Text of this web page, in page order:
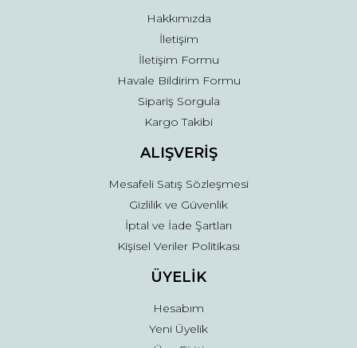
Gönder
Hakkımızda
İletişim
İletişim Formu
Havale Bildirim Formu
Sipariş Sorgula
Kargo Takibi
ALIŞVERİŞ
Mesafeli Satış Sözleşmesi
Gizlilik ve Güvenlik
İptal ve İade Şartları
Kişisel Veriler Politikası
ÜYELİK
Hesabım
Yeni Üyelik